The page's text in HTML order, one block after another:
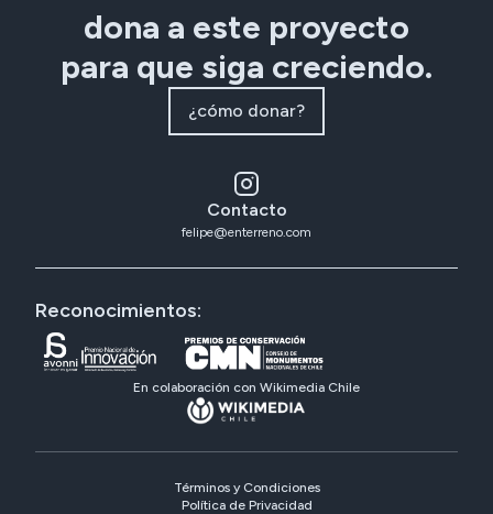
dona a este proyecto
para que siga creciendo.
¿cómo donar?
Contacto
felipe@enterreno.com
Reconocimientos:
En colaboración con Wikimedia Chile
Términos y Condiciones
Política de Privacidad